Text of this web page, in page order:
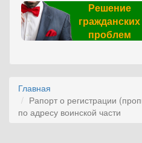
Решение
гражданских
проблем
Главная
Рапорт о регистрации
по адресу воинской части